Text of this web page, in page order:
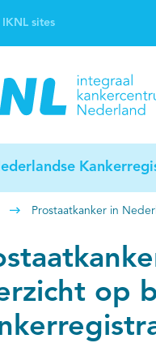
IKNL sites
Prostaatkanker in
op